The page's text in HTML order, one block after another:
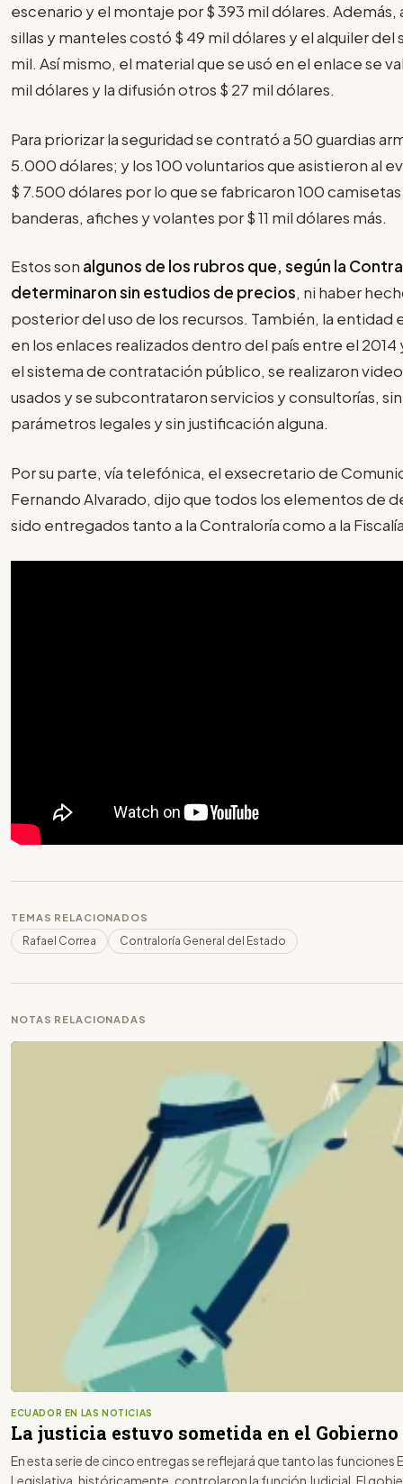
escenario y el montaje por $ 393 mil dólares. Además,
sillas y manteles costó $ 49 mil dólares y el alquiler del
mil. Así mismo, el material que se usó en el enlace se
mil dólares y la difusión otros $ 27 mil dólares.
Para priorizar la seguridad se contrató a 50 guardias
5.000 dólares; y los 100 voluntarios que asistieron al
$ 7.500 dólares por lo que se fabricaron 100
banderas, afiches y volantes por $ 11 mil dólares más.
Estos son algunos de los rubros que, según la
determinaron sin estudios de precios, ni haber
posterior del uso de los recursos. También, la entidad
en los enlaces realizados dentro del país entre el 2014
el sistema de contratación público, se realizaron
usados y se subcontrataron servicios y consultorías,
parámetros legales y sin justificación alguna.
Por su parte, vía telefónica, el exsecretario de
Fernando Alvarado, dijo que todos los elementos de
sido entregados tanto a la Contraloría como a la
TEMAS RELACIONADOS
Rafael Correa Contraloría General del Estado
NOTAS RELACIONADAS
ECUADOR EN LAS NOTICIAS
La justicia estuvo sometida en el
En esta serie de cinco entregas se reflejará que tanto las funciones
Legislativa, históricamente, controlaron la función Judicial. El